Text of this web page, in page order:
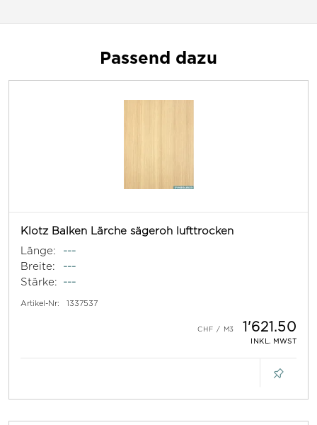
Passend dazu
Klotz Balken Lärche sägeroh lufttrocken
Länge:
---
Breite:
---
Stärke:
---
Artikel-Nr: 1337537
1'621.50
INKL. MWST